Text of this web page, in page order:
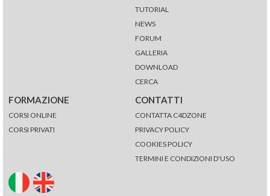
TUTORIAL
NEWS
FORUM
GALLERIA
DOWNLOAD
CERCA
FORMAZIONE
CORSI ONLINE
CORSI PRIVATI
CONTATTI
CONTATTA C4DZONE
PRIVACY POLICY
COOKIES POLICY
TERMINI E CONDIZIONI D'USO